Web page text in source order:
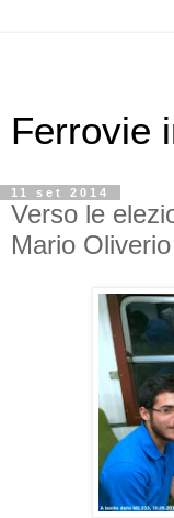
Ferrovie
11 set 2014
Verso le
Mario Oliverio